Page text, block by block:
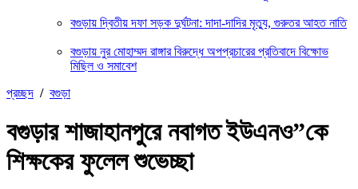
বগুড়ায় দ্বিতীয় দফা সড়ক দুর্ঘটনা: দাদা-দাদির মৃত্যু, গুরুতর আহত নাতি
বগুড়ায় নুর মোহাম্মদ রাঙ্গার বিরুদ্ধে অপপ্রচারের প্রতিবাদে বিক্ষোভ
মিছিল ও সমাবেশ
প্রচ্ছদ / বগুড়া
বগুড়ার শাজাহানপুরে নবাগত ইউএনও”কে
শিক্ষকের ফুলেল শুভেচ্ছা